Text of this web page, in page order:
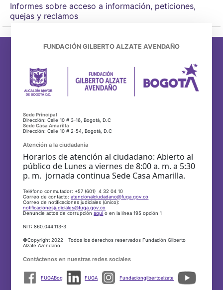
Informes sobre acceso a información, peticiones,
quejas y reclamos
FUNDACIÓN GILBERTO ALZATE AVENDAÑO
Sede Principal
Dirección: Calle 10 # 3-16, Bogotá, D.C
Sede Casa Amarilla
Dirección: Calle 10 # 2-54, Bogotá, D.C
Atención a la ciudadanía
Horarios de atención al ciudadano: Abierto al
público de Lunes a viernes de 8:00 a. m. a 5:30
p. m. jornada continua Sede Casa Amarilla.
Teléfono conmutador: +57 (601) 4 32 04 10
Correo de contacto:atencionalciudadano@fuga.gov.co
Correo de notificaciones judiciales (único):
notificacionesjudiciales@fuga.gov.co
Denuncie actos de corrupciónaquío en la línea 195 opción 1
NIT: 860.044.113-3
©Copyright 2022 - Todos los derechos reservados Fundación Gilberto
Alzate Avendaño.
Contáctenos en nuestras redes sociales
FUGABog FUGA Fundaciongilbertoalzate